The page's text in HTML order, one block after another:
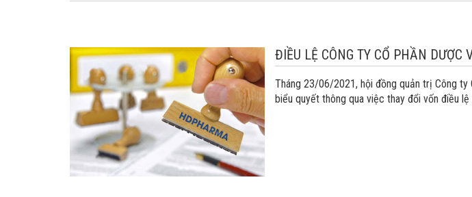
ĐIỀU LỆ CÔNG TY CỔ PHẦN
Tháng 23/06/2021, hội đồng quản trị Công
biểu quyết thông qua việc thay đổi vốn điều